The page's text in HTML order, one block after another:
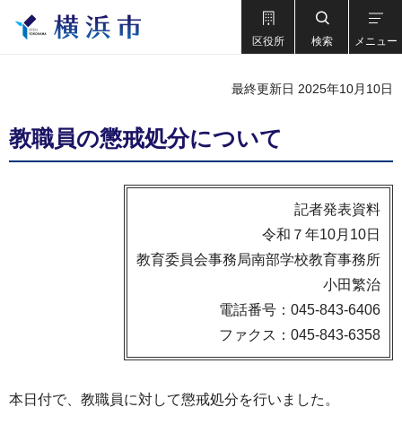
区役所 検索 メニュー
最終更新日 2025年10月10日
教職員の懲戒処分について
記者発表資料
令和７年10月10日
教育委員会事務局南部学校教育事務所
小田繁治
電話番号：045-843-6406
ファクス：045-843-6358
本日付で、教職員に対して懲戒処分を行いました。